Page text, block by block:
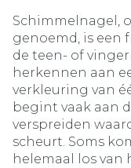
Schimmelnagel,
genoemd, is een
de teen- of
herkennen aan
verkleuring van
begint vaak aan
verspreiden
scheurt. Soms
helemaal los van